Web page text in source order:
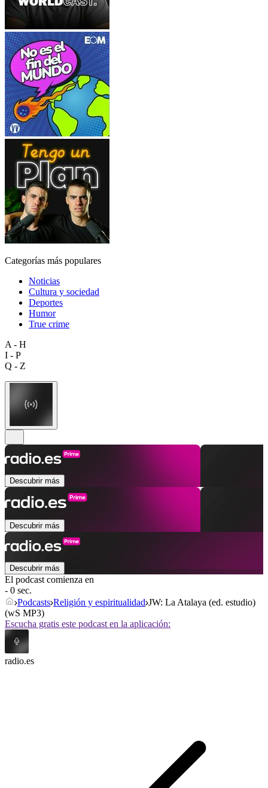
Categorías más populares
Noticias
Cultura y sociedad
Deportes
Humor
True crime
A - H
I - P
Q - Z
Descubrir más
Descubrir más
Descubrir más
El podcast comienza en
- 0 sec.
Podcasts Religión y espiritualidad JW: La Atalaya (ed. estudio)
(wS MP3)
Escucha gratis este podcast en la aplicación:
radio.es